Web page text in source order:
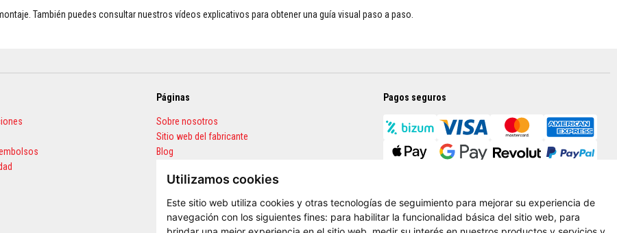
Utilizamos cookies
Este sitio web utiliza cookies y otras tecnologías de seguimiento para mejorar su experiencia de
navegación con los siguientes fines: para habilitar la funcionalidad básica del sitio web, para
También puedes consultar nuestros vídeos explicativos para obtener una guía visual paso a paso.
Páginas
Sobre nosotros
Sitio web del fabricante
Blog
Calculadora de cantidades
Pagos seguros